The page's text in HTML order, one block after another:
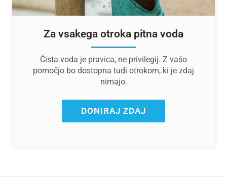
Za vsakega otroka pitna voda
Čista voda je pravica, ne privilegij. Z vašo
pomočjo bo dostopna tudi otrokom, ki je zdaj
nimajo.
DONIRAJ ZDAJ